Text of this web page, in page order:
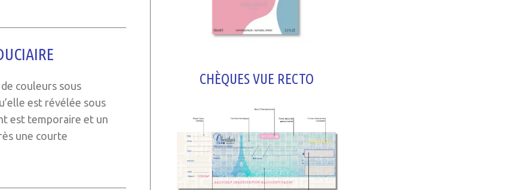
couleurs sous
est révélée sous
est temporaire et un
une courte
CHÈQUES VUE RECTO